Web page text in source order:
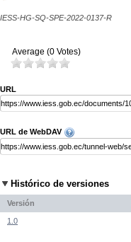
IESS-HG-SQ-SPE-2022-0137-R
Average (0 Votes)
URL
URL de WebDAV
Histórico de versiones
Versión
1.0